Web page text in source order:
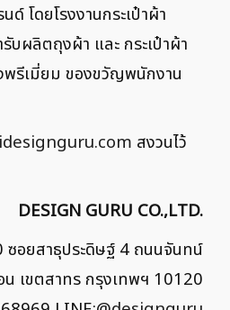
โดยโรงงานกระเป๋าผ้า
บผลิตถุงผ้า และ กระเป๋าผ้า
พรีเมี่ยม ของขวัญพนักงาน
สงวนไว้
DESIGN GURU CO.,LTD.
ซอยสาธุประดิษฐ์ 4 ถนนจันทน์
เขตสาทร กรุงเทพฯ 10120